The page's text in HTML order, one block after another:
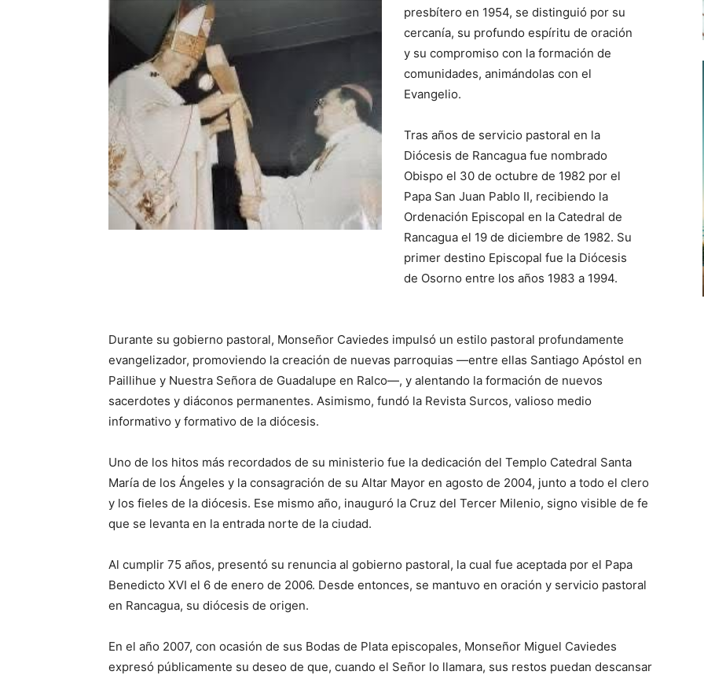
presbítero en 1954, se distinguió por su
cercanía, su profundo espíritu de oración
y su compromiso con la formación de
comunidades, animándolas con el
Evangelio.
Tras años de servicio pastoral en la
Diócesis de Rancagua fue nombrado
Obispo el 30 de octubre de 1982 por el
Papa San Juan Pablo II, recibiendo la
Ordenación Episcopal en la Catedral de
Rancagua el 19 de diciembre de 1982. Su
primer destino Episcopal fue la Diócesis
de Osorno entre los años 1983 a 1994.
Durante su gobierno pastoral, Monseñor Caviedes impulsó un estilo pastoral profundamente
evangelizador, promoviendo la creación de nuevas parroquias —entre ellas Santiago Apóstol en
Paillihue y Nuestra Señora de Guadalupe en Ralco—, y alentando la formación de nuevos
sacerdotes y diáconos permanentes. Asimismo, fundó la Revista Surcos, valioso medio
informativo y formativo de la diócesis.
Uno de los hitos más recordados de su ministerio fue la dedicación del Templo Catedral Santa
María de los Ángeles y la consagración de su Altar Mayor en agosto de 2004, junto a todo el clero
y los fieles de la diócesis. Ese mismo año, inauguró la Cruz del Tercer Milenio, signo visible de fe
que se levanta en la entrada norte de la ciudad.
Al cumplir 75 años, presentó su renuncia al gobierno pastoral, la cual fue aceptada por el Papa
Benedicto XVI el 6 de enero de 2006. Desde entonces, se mantuvo en oración y servicio pastoral
en Rancagua, su diócesis de origen.
En el año 2007, con ocasión de sus Bodas de Plata episcopales, Monseñor Miguel Caviedes
expresó públicamente su deseo de que, cuando el Señor lo llamara, sus restos puedan descansar